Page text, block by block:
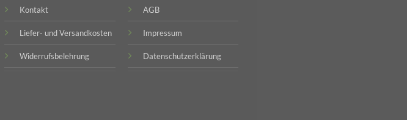
Kontakt
Liefer- und Versandkosten
Widerrufsbelehrung
AGB
Impressum
Datenschutzerklärung